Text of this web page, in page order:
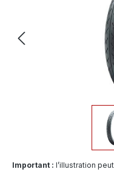
Important : l’illustration